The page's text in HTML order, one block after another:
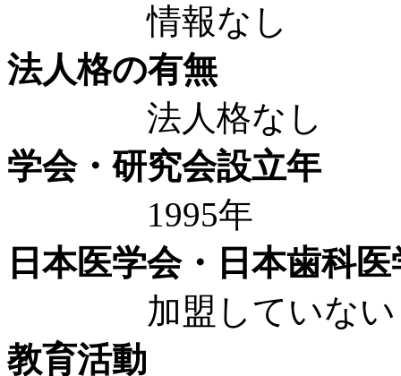
情報なし
法人格の有無
法人格なし
学会・研究会設立年
1995年
日本医学会・日本歯科
加盟していない
教育活動